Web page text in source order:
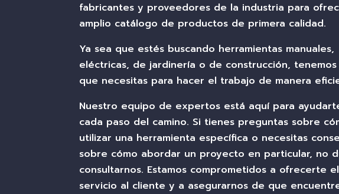
fabricantes y proveedores de la industria para
amplio catálogo de productos de primera calidad.
Ya sea que estés buscando herramientas manuales,
eléctricas, de jardinería o de construcción,
que necesitas para hacer el trabajo de manera
Nuestro equipo de expertos está aquí para
cada paso del camino. Si tienes preguntas sobre
utilizar una herramienta específica o necesitas
sobre cómo abordar un proyecto en particular, no
consultarnos. Estamos comprometidos a ofrecerte
servicio al cliente y a asegurarnos de que